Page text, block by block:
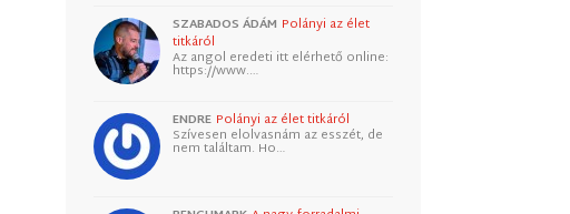
SZABADOS ÁDÁM Polányi az élet
titkáról
Az angol eredeti itt elérhető online:
https://www.…
ENDRE Polányi az élet titkáról
Szívesen elolvasnám az esszét, de
nem találtam. Ho…